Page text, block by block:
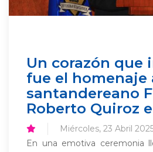
Un corazón que
fue el homenaje
santandereano
Roberto Quiroz
Miércoles, 23 Abril
En una emotiva ceremonia